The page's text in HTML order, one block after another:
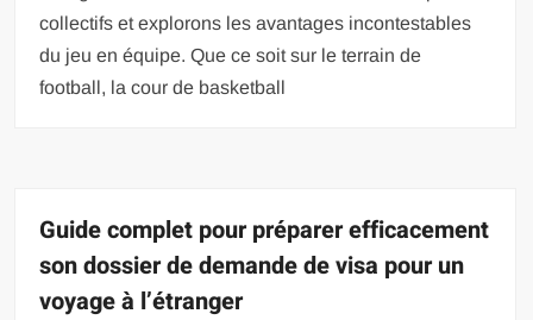
collectifs et explorons les avantages incontestables
du jeu en équipe. Que ce soit sur le terrain de
football, la cour de basketball
Guide complet pour préparer efficacement
son dossier de demande de visa pour un
voyage à l’étranger